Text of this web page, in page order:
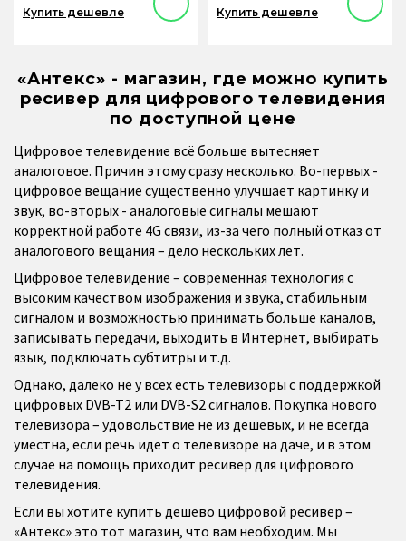
Купить дешевле Купить дешевле
«Антекс» - магазин, где можно купить
ресивер для цифрового телевидения
по доступной цене
Цифровое телевидение всё больше вытесняет
аналоговое. Причин этому сразу несколько. Во-первых -
цифровое вещание существенно улучшает картинку и
звук, во-вторых - аналоговые сигналы мешают
корректной работе 4G связи, из-за чего полный отказ от
аналогового вещания – дело нескольких лет.
Цифровое телевидение – современная технология с
высоким качеством изображения и звука, стабильным
сигналом и возможностью принимать больше каналов,
записывать передачи, выходить в Интернет, выбирать
язык, подключать субтитры и т.д.
Однако, далеко не у всех есть телевизоры с поддержкой
цифровых DVB-T2 или DVB-S2 сигналов. Покупка нового
телевизора – удовольствие не из дешёвых, и не всегда
уместна, если речь идет о телевизоре на даче, и в этом
случае на помощь приходит ресивер для цифрового
телевидения.
Если вы хотите купить дешево цифровой ресивер –
«Антекс» это тот магазин, что вам необходим. Мы